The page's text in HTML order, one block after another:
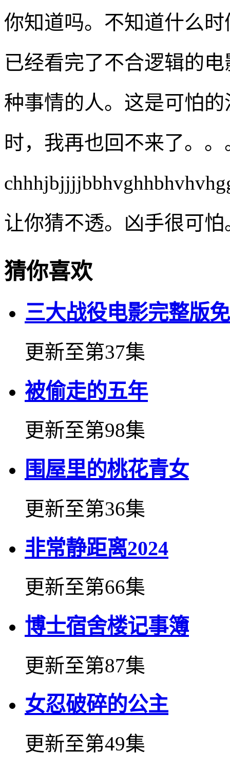
你知道吗。不知道什么
已经看完了不合逻辑的
种事情的人。这是可怕
时，我再也回不来了。
让你猜不透。凶手很可怕
猜你喜欢
三大战役电影完整版
更新至第37集
被偷走的五年
更新至第98集
围屋里的桃花青女
更新至第36集
非常静距离2024
更新至第66集
博士宿舍楼记事簿
更新至第87集
女忍破碎的公主
更新至第49集